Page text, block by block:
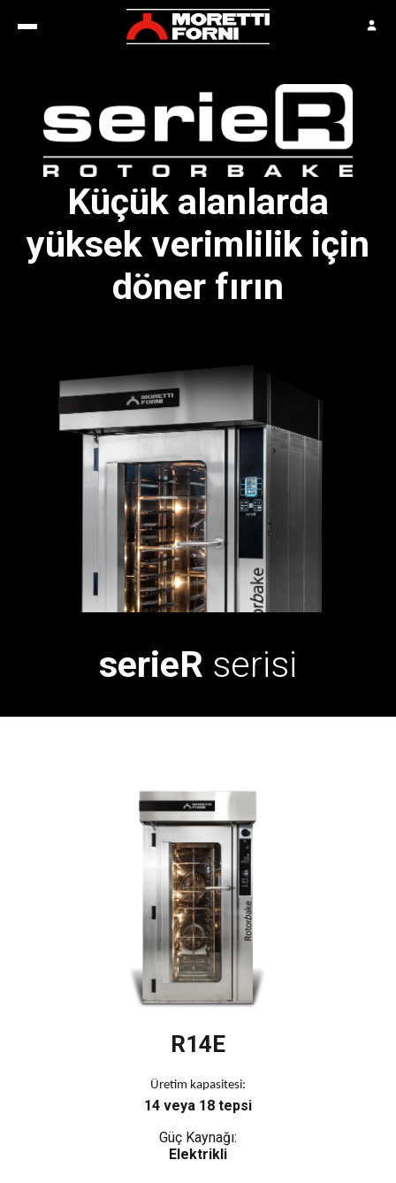
Küçük alanlarda
yüksek verimlilik için
döner fırın
serieR serisi
R14E
Üretim kapasitesi:
14 veya 18 tepsi
Güç Kaynağı:
Elektrikli